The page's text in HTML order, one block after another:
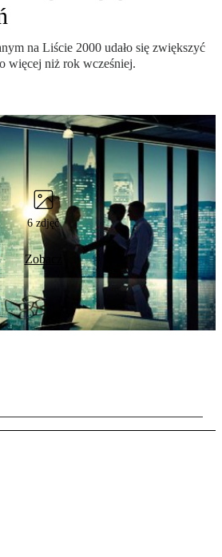
na Liście 2000 udało się zwiększyć
więcej niż rok wcześniej.
6 zdjęć
Zobacz